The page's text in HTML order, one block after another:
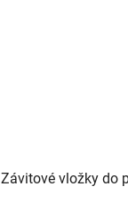
Závitové vložky do